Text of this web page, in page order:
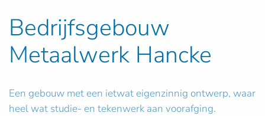
Bedrijfsgebouw
Metaalwerk Hancke
Een gebouw met een ietwat eigenzinnig ontwerp, waar
heel wat studie- en tekenwerk aan voorafging.